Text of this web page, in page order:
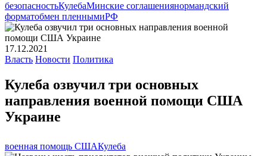
безопасностьКулебаМинские соглашениянормандский
форматобмен пленнымиРФ
17.12.2021
Власть Новости Политика
Кулеба озвучил три основных
направления военной помощи США
Украине
военная помощь СШАКулеба